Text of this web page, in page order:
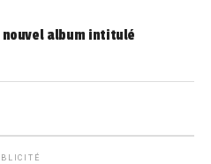
nouvel album intitulé